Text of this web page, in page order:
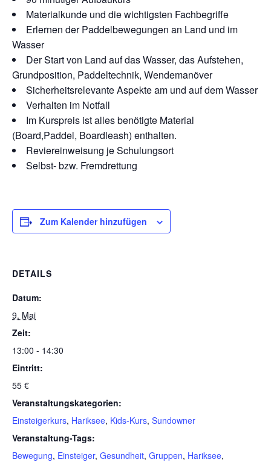
Materialkunde und die wichtigsten Fachbegriffe
Erlernen der Paddelbewegungen an Land und im
Wasser
Der Start von Land auf das Wasser, das Aufstehen,
Grundposition, Paddeltechnik, Wendemanöver
Sicherheitsrelevante Aspekte am und auf dem Wasser
Verhalten im Notfall
Im Kurspreis ist alles benötigte Material
(Board,Paddel, Boardleash) enthalten.
Reviereinweisung je Schulungsort
Selbst- bzw. Fremdrettung
Zum Kalender hinzufügen
DETAILS
Datum:
9. Mai
Zeit:
13:00 - 14:30
Eintritt:
55 €
Veranstaltungskategorien:
Einsteigerkurs, Hariksee, Kids-Kurs, Sundowner
Veranstaltung-Tags:
Bewegung, Einsteiger, Gesundheit, Gruppen, Hariksee,